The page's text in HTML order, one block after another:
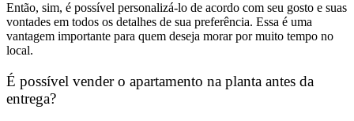
Então, sim, é possível personalizá-lo de acordo com seu gosto e suas
vontades em todos os detalhes de sua preferência. Essa é uma
vantagem importante para quem deseja morar por muito tempo no
local.
É possível vender o apartamento na planta antes da
entrega?